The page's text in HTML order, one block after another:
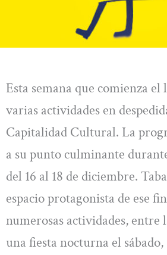
Esta semana que comienza
varias actividades en
Capitalidad Cultural. La
a su punto culminante
del 16 al 18 de diciembre.
espacio protagonista de ese
numerosas actividades, entre
una fiesta nocturna el